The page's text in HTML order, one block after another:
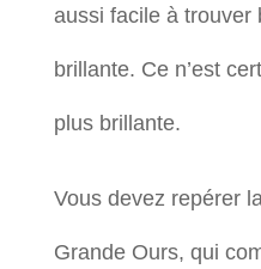
aussi facile à trouver
brillante. Ce n’est
plus brillante.
Vous devez repérer
Grande Ours, qui